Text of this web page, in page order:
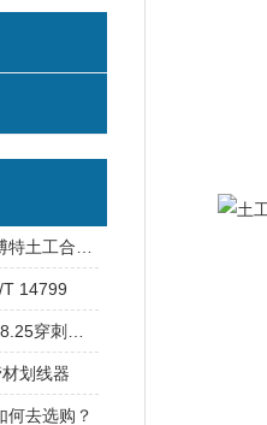
T 14799
划线器
何去选购？